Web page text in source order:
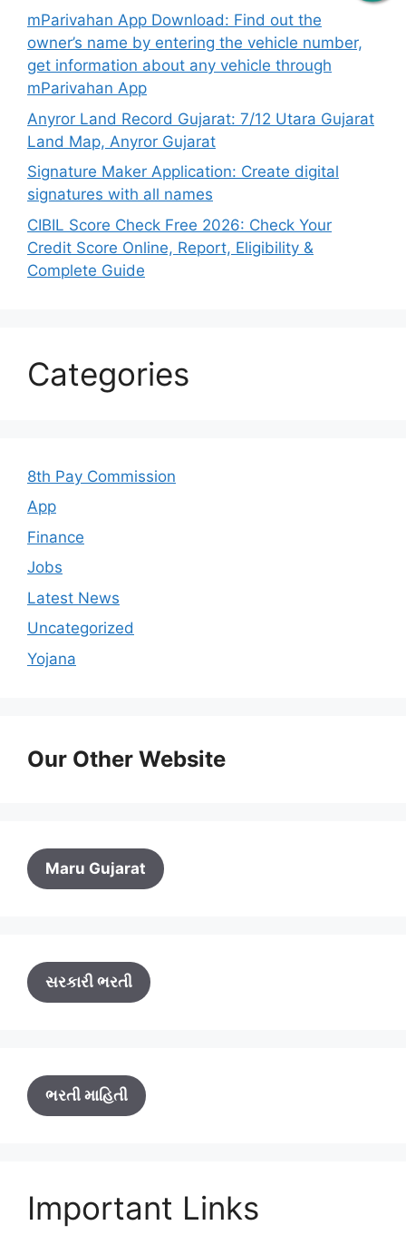
mParivahan App Download: Find out the
owner’s name by entering the vehicle number,
get information about any vehicle through
mParivahan App
Anyror Land Record Gujarat: 7/12 Utara Gujarat
Land Map, Anyror Gujarat
Signature Maker Application: Create digital
signatures with all names
CIBIL Score Check Free 2026: Check Your
Credit Score Online, Report, Eligibility &
Complete Guide
Categories
8th Pay Commission
App
Finance
Jobs
Latest News
Uncategorized
Yojana
Our Other Website
Maru Gujarat
સરકારી ભરતી
ભરતી માહિતી
Important Links